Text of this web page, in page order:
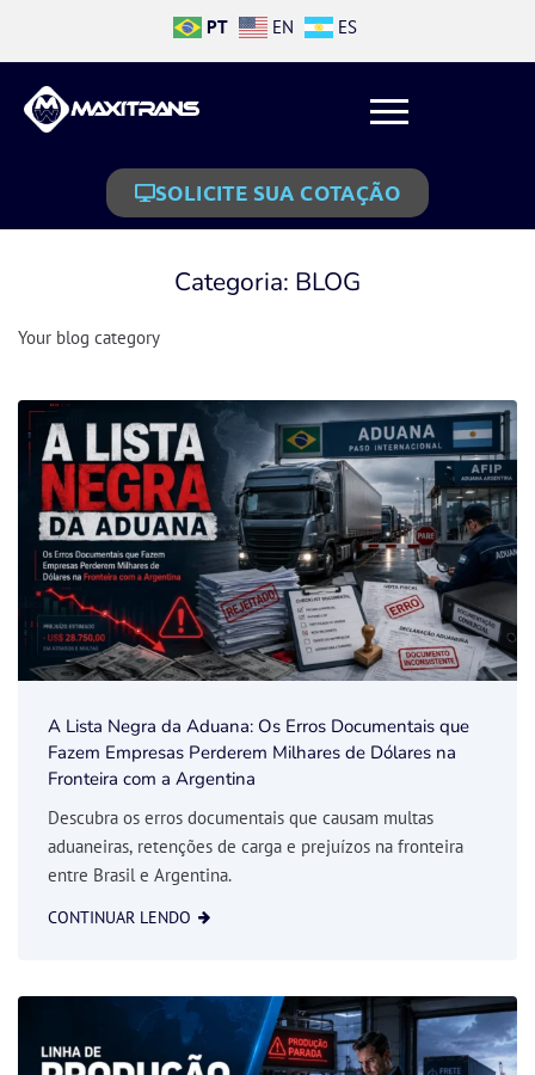
PT EN ES
SOLICITE SUA COTAÇÃO
Categoria: BLOG
Your blog category
A Lista Negra da Aduana: Os Erros Documentais que
Fazem Empresas Perderem Milhares de Dólares na
Fronteira com a Argentina
Descubra os erros documentais que causam multas
aduaneiras, retenções de carga e prejuízos na fronteira
entre Brasil e Argentina.
CONTINUAR LENDO